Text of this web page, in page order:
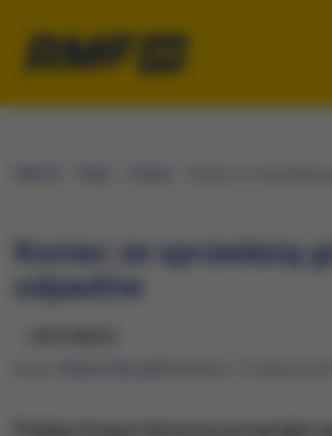
Koniec ze sprzedażą
odpadów